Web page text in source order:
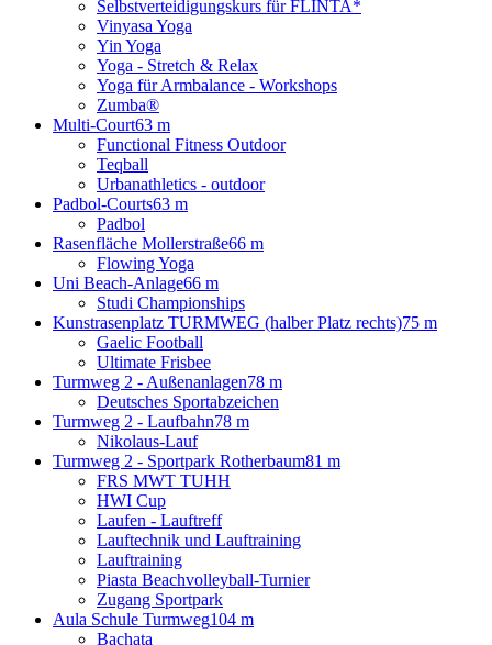
Selbstverteidigungskurs für FLINTA*
Vinyasa Yoga
Yin Yoga
Yoga - Stretch & Relax
Yoga für Armbalance - Workshops
Zumba®
Multi-Court63 m
Functional Fitness Outdoor
Teqball
Urbanathletics - outdoor
Padbol-Courts63 m
Padbol
Rasenfläche Mollerstraße66 m
Flowing Yoga
Uni Beach-Anlage66 m
Studi Championships
Kunstrasenplatz TURMWEG (halber Platz rechts)75 m
Gaelic Football
Ultimate Frisbee
Turmweg 2 - Außenanlagen78 m
Deutsches Sportabzeichen
Turmweg 2 - Laufbahn78 m
Nikolaus-Lauf
Turmweg 2 - Sportpark Rotherbaum81 m
FRS MWT TUHH
HWI Cup
Laufen - Lauftreff
Lauftechnik und Lauftraining
Lauftraining
Piasta Beachvolleyball-Turnier
Zugang Sportpark
Aula Schule Turmweg104 m
Bachata